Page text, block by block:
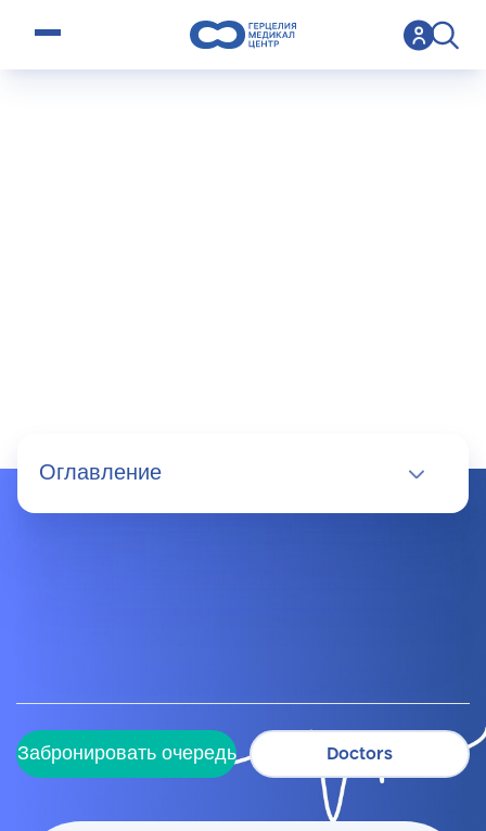
Оглавление
Забронировать очередь Doctors